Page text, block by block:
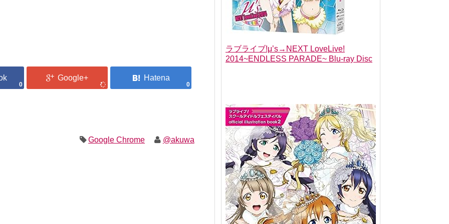
0 0
Google Chrome @akuwa
ラブライブ!μ’s→NEXT LoveLive!
2014~ENDLESS PARADE~ Blu-ray Disc